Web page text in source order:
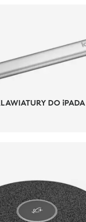
DO iPADA
DO IPADA